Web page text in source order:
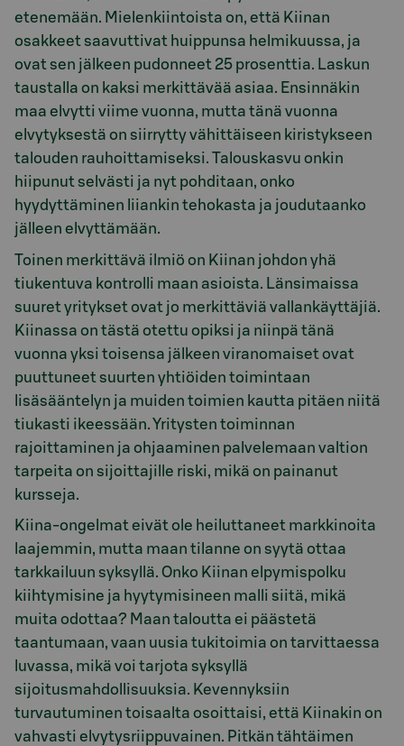
etenemään. Mielenkiintoista on, että Kiinan
osakkeet saavuttivat huippunsa helmikuussa, ja
ovat sen jälkeen pudonneet 25 prosenttia. Laskun
taustalla on kaksi merkittävää asiaa. Ensinnäkin
maa elvytti viime vuonna, mutta tänä vuonna
elvytyksestä on siirrytty vähittäiseen kiristykseen
talouden rauhoittamiseksi. Talouskasvu onkin
hiipunut selvästi ja nyt pohditaan, onko
hyydyttäminen liiankin tehokasta ja joudutaanko
jälleen elvyttämään.
Toinen merkittävä ilmiö on Kiinan johdon yhä
tiukentuva kontrolli maan asioista. Länsimaissa
suuret yritykset ovat jo merkittäviä vallankäyttäjiä.
Kiinassa on tästä otettu opiksi ja niinpä tänä
vuonna yksi toisensa jälkeen viranomaiset ovat
puuttuneet suurten yhtiöiden toimintaan
lisäsääntelyn ja muiden toimien kautta pitäen niitä
tiukasti ikeessään. Yritysten toiminnan
rajoittaminen ja ohjaaminen palvelemaan valtion
tarpeita on sijoittajille riski, mikä on painanut
kursseja.
Kiina-ongelmat eivät ole heiluttaneet markkinoita
laajemmin, mutta maan tilanne on syytä ottaa
tarkkailuun syksyllä. Onko Kiinan elpymispolku
kiihtymisine ja hyytymisineen malli siitä, mikä
muita odottaa? Maan taloutta ei päästetä
taantumaan, vaan uusia tukitoimia on tarvittaessa
luvassa, mikä voi tarjota syksyllä
sijoitusmahdollisuuksia. Kevennyksiin
turvautuminen toisaalta osoittaisi, että Kiinakin on
vahvasti elvytysriippuvainen. Pitkän tähtäimen